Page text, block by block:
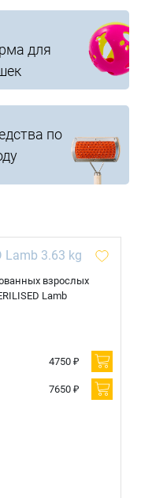
для
по
взрослых
Lamb
4750 ₽
7650 ₽